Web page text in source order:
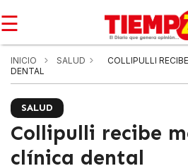
☰
INICIO SALUD
COLLIPULLI
DENTAL
SALUD
Collipulli recibe
clínica dental